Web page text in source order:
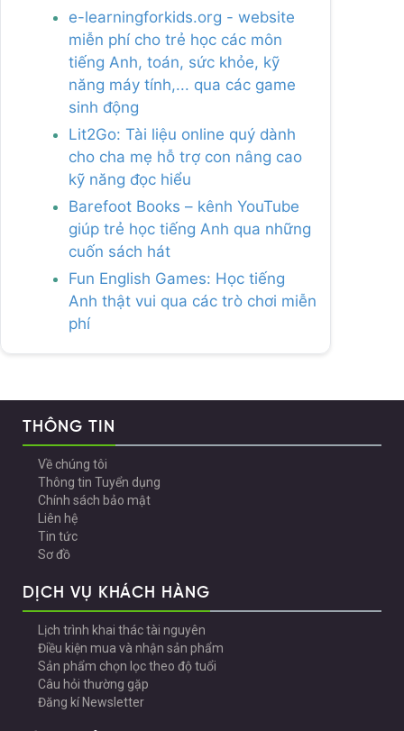
e-learningforkids.org - website
miễn phí cho trẻ học các môn
tiếng Anh, toán, sức khỏe, kỹ
năng máy tính,... qua các game
sinh động
Lit2Go: Tài liệu online quý dành
cho cha mẹ hỗ trợ con nâng cao
kỹ năng đọc hiểu
Barefoot Books – kênh YouTube
giúp trẻ học tiếng Anh qua những
cuốn sách hát
Fun English Games: Học tiếng
Anh thật vui qua các trò chơi miễn
phí
THÔNG TIN
Về chúng tôi
Thông tin Tuyển dụng
Chính sách bảo mật
Liên hệ
Tin tức
Sơ đồ
DỊCH VỤ KHÁCH HÀNG
Lịch trình khai thác tài nguyên
Điều kiện mua và nhận sản phẩm
Sản phẩm chọn lọc theo độ tuổi
Câu hỏi thường gặp
Đăng kí Newsletter